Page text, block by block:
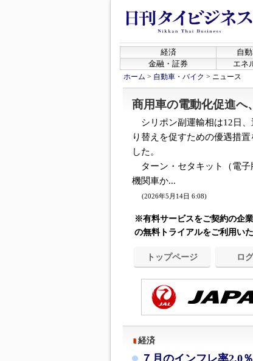
経済 自
金融・証券
エネ
ホーム > 自動車・バイク > ニュース
商用車の電動化促進へ
シリポン副運輸相は12日、
り替えを促すための優遇措
した。
ターン・セタキット（電子
機関車か...
(2026年5月14日 6:08)
※有料サービスをご契約の企
の無料トライアルをご利用いた
トップページ ロ
経済
７月のインフレ率2.0